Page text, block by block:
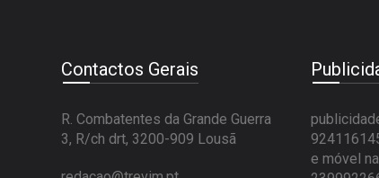
Contactos Gerais
R. Combatentes da Grande Guerra
3, R/ch drt, 3200-909 Lousã
e móvel